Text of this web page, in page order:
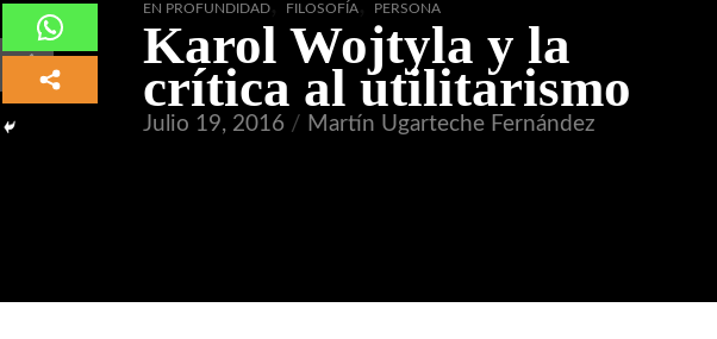
EN PROFUNDIDAD FILOSOFÍA PERSONA
Karol Wojtyla y la
crítica al utilitarismo
Julio 19, 2016 Martín Ugarteche Fernández